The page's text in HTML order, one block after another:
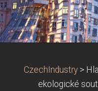
CzechIndustry >
ekologické